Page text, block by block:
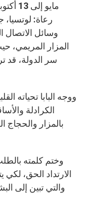
رعاة: لوتسيا،
وسائل الاتصال
المزار المريمي،
سر الدولة، قد
ووجه البابا تحياته
الكرادلة
بالمزار والحجاج
وختم كلمته
الارتداد الحق، لكي
والتي تبين إلى